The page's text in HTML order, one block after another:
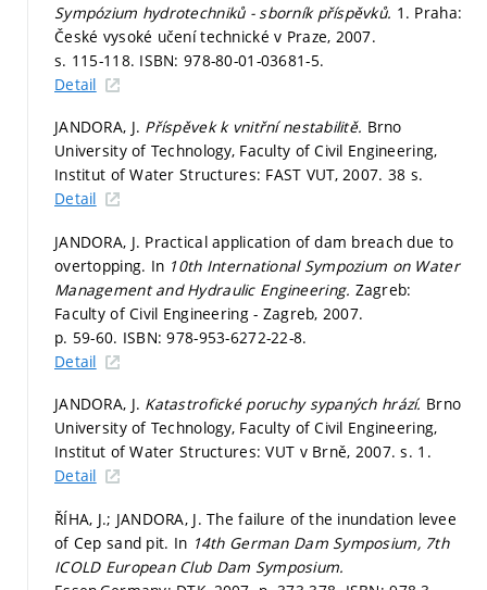
Sympózium hydrotechniků - sborník příspěvků. 1. Praha:
České vysoké učení technické v Praze, 2007.
s. 115-118. ISBN: 978-80-01-03681-5.
Detail
JANDORA, J. Příspěvek k vnitřní nestabilitě. Brno
University of Technology, Faculty of Civil Engineering,
Institut of Water Structures: FAST VUT, 2007. 38 s.
Detail
JANDORA, J. Practical application of dam breach due to
overtopping. In 10th International Sympozium on Water
Management and Hydraulic Engineering. Zagreb:
Faculty of Civil Engineering - Zagreb, 2007.
p. 59-60. ISBN: 978-953-6272-22-8.
Detail
JANDORA, J. Katastrofické poruchy sypaných hrází. Brno
University of Technology, Faculty of Civil Engineering,
Institut of Water Structures: VUT v Brně, 2007.s. 1.
Detail
ŘÍHA, J.; JANDORA, J. The failure of the inundation levee
of Cep sand pit. In 14th German Dam Symposium, 7th
ICOLD European Club Dam Symposium.